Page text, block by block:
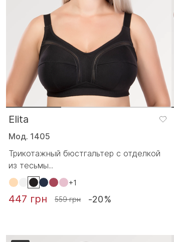
Elita
Мод. 1405
Трикотажный бюстгальтер с отделкой
из тесьмы...
+1
447 грн 559 грн -20%